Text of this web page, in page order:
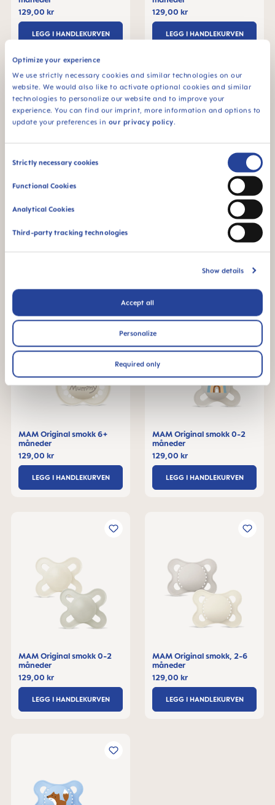
Optimize your experience
We use strictly necessary cookies and similar technologies on our
website. We would also like to activate optional cookies and similar
technologies to personalize our website and to improve your
experience. You can find our imprint, more information and options to
update your preferences in our privacy policy.
Consent
Strictly necessary cookies
Functional Cookies
Analytical Cookies
Third-party tracking technologies
Show details
Accept all
Personalize
Required only
129,00 kr
LEGG I HANDLEKURVEN
129,00 kr
LEGG I HANDLEKURVEN
MAM Original smokk, 2-6
129,00 kr
MAM Original smokk, 2-6
MAM Original smokk 6+
måneder
129,00 kr
LEGG I HANDLEKURVEN
MAM Original smokk 0-2
måneder
129,00 kr
LEGG I HANDLEKURVEN
MAM Original smokk 0-2
måneder
129,00 kr
LEGG I HANDLEKURVEN
MAM Original smokk, 2-6
måneder
129,00 kr
LEGG I HANDLEKURVEN